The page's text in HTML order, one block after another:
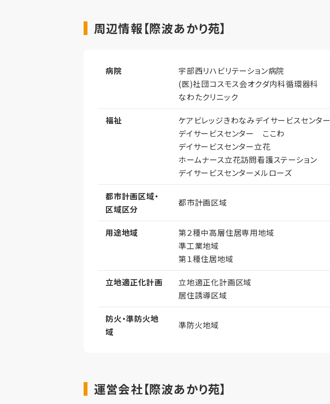
周辺情報【際波あかり苑】
病院
宇部西リハビリテーション病院
(医)社団コスモス会オクダ内科循環器科
なわたクリニック
福祉
ケアビレッジきわなみデイサービスセンター
デイサービスセンター ここわ
デイサービスセンター立花
ホームナース立花訪問看護ステーション
デイサービスセンターメルローズ
都市計画区域・
区域区分
都市計画区域
用途地域
第２種中高層住居専用地域
準工業地域
第１種住居地域
立地適正化計画
立地適正化計画区域
居住誘導区域
防火・準防火地
域
準防火地域
運営会社【際波あかり苑】